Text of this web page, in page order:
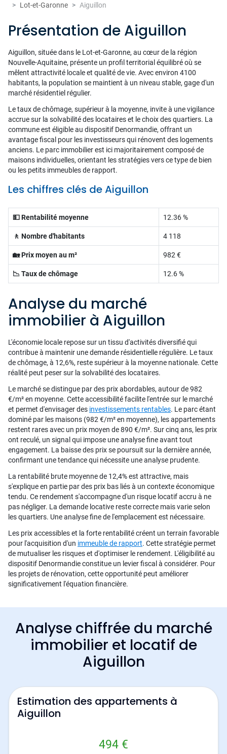
Lot-et-Garonne
Aiguillon
Présentation de Aiguillon
Aiguillon, située dans le Lot-et-Garonne, au cœur de la région
Nouvelle-Aquitaine, présente un profil territorial équilibré où se
mêlent attractivité locale et qualité de vie. Avec environ 4100
habitants, la population se maintient à un niveau stable, gage d'un
marché résidentiel régulier.
Le taux de chômage, supérieur à la moyenne, invite à une vigilance
accrue sur la solvabilité des locataires et le choix des quartiers. La
commune est éligible au dispositif Denormandie, offrant un
avantage fiscal pour les investisseurs qui rénovent des logements
anciens. Le parc immobilier est ici majoritairement composé de
maisons individuelles, orientant les stratégies vers ce type de bien
ou les petits immeubles de rapport.
Les chiffres clés de Aiguillon
💵 Rentabilité moyenne 12.36 %
🚶 Nombre d'habitants 4 118
🏡 Prix moyen au m² 982 €
📉 Taux de chômage 12.6 %
Analyse du marché
immobilier à Aiguillon
L'économie locale repose sur un tissu d'activités diversifié qui
contribue à maintenir une demande résidentielle régulière. Le taux
de chômage, à 12,6%, reste supérieur à la moyenne nationale. Cette
réalité peut peser sur la solvabilité des locataires.
Le marché se distingue par des prix abordables, autour de 982
€/m² en moyenne. Cette accessibilité facilite l'entrée sur le marché
et permet d'envisager des investissements rentables. Le parc étant
dominé par les maisons (982 €/m² en moyenne), les appartements
restent rares avec un prix moyen de 890 €/m². Sur cinq ans, les prix
ont reculé, un signal qui impose une analyse fine avant tout
engagement. La baisse des prix se poursuit sur la dernière année,
confirmant une tendance qui nécessite une analyse prudente.
La rentabilité brute moyenne de 12,4% est attractive, mais
s'explique en partie par des prix bas liés à un contexte économique
tendu. Ce rendement s'accompagne d'un risque locatif accru à ne
pas négliger. La demande locative reste correcte mais varie selon
les quartiers. Une analyse fine de l'emplacement est nécessaire.
Les prix accessibles et la forte rentabilité créent un terrain favorable
pour l'acquisition d'un immeuble de rapport. Cette stratégie permet
de mutualiser les risques et d'optimiser le rendement. L'éligibilité au
dispositif Denormandie constitue un levier fiscal à considérer. Pour
les projets de rénovation, cette opportunité peut améliorer
significativement l'équation financière.
Analyse chiffrée du marché
immobilier et locatif de
Aiguillon
Estimation des appartements à
Aiguillon
494 €